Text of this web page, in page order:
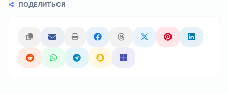
ПОДЕЛИТЬСЯ